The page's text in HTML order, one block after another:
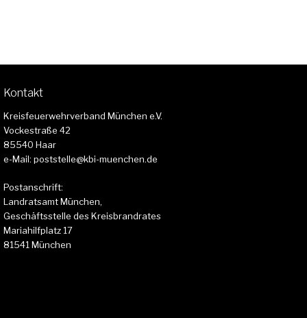
Kontakt
Kreisfeuerwehrverband München e.V.
Vockestraße 42
85540 Haar
e-Mail: poststelle@kbi-muenchen.de
Postanschrift:
Landratsamt München,
Geschäftsstelle des Kreisbrandrates
Mariahilfplatz 17
81541 München